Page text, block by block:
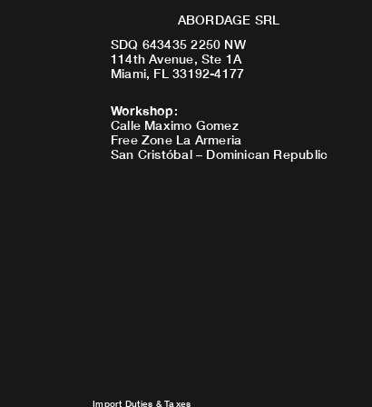
ABORDAGE SRL
SDQ 643435 2250 NW
114th Avenue, Ste 1A
Miami, FL 33192-4177
Workshop:
Calle Maximo Gomez
Free Zone La Armeria
San Cristóbal – Dominican Republic
Import Duties & Taxes